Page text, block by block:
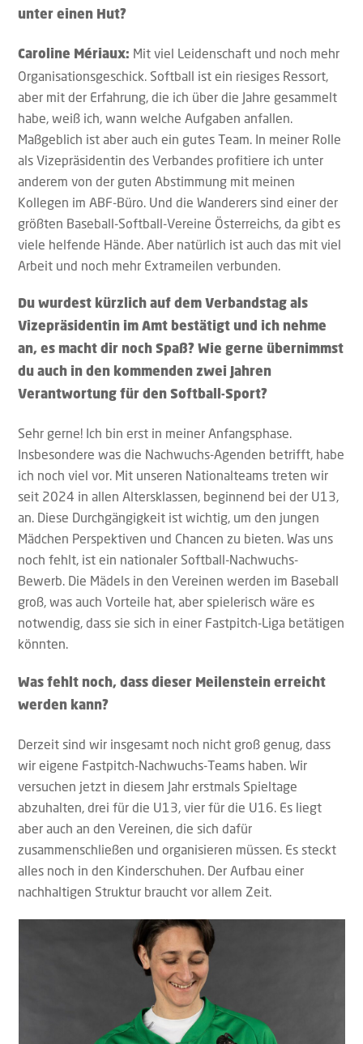
unter einen Hut?
Caroline Mériaux: Mit viel Leidenschaft und noch mehr
Organisationsgeschick. Softball ist ein riesiges Ressort,
aber mit der Erfahrung, die ich über die Jahre gesammelt
habe, weiß ich, wann welche Aufgaben anfallen.
Maßgeblich ist aber auch ein gutes Team. In meiner Rolle
als Vizepräsidentin des Verbandes profitiere ich unter
anderem von der guten Abstimmung mit meinen
Kollegen im ABF-Büro. Und die Wanderers sind einer der
größten Baseball-Softball-Vereine Österreichs, da gibt es
viele helfende Hände. Aber natürlich ist auch das mit viel
Arbeit und noch mehr Extrameilen verbunden.
Du wurdest kürzlich auf dem Verbandstag als
Vizepräsidentin im Amt bestätigt und ich nehme
an, es macht dir noch Spaß? Wie gerne übernimmst
du auch in den kommenden zwei Jahren
Verantwortung für den Softball-Sport?
Sehr gerne! Ich bin erst in meiner Anfangsphase.
Insbesondere was die Nachwuchs-Agenden betrifft, habe
ich noch viel vor. Mit unseren Nationalteams treten wir
seit 2024 in allen Altersklassen, beginnend bei der U13,
an. Diese Durchgängigkeit ist wichtig, um den jungen
Mädchen Perspektiven und Chancen zu bieten. Was uns
noch fehlt, ist ein nationaler Softball-Nachwuchs-
Bewerb. Die Mädels in den Vereinen werden im Baseball
groß, was auch Vorteile hat, aber spielerisch wäre es
notwendig, dass sie sich in einer Fastpitch-Liga betätigen
könnten.
Was fehlt noch, dass dieser Meilenstein erreicht
werden kann?
Derzeit sind wir insgesamt noch nicht groß genug, dass
wir eigene Fastpitch-Nachwuchs-Teams haben. Wir
versuchen jetzt in diesem Jahr erstmals Spieltage
abzuhalten, drei für die U13, vier für die U16. Es liegt
aber auch an den Vereinen, die sich dafür
zusammenschließen und organisieren müssen. Es steckt
alles noch in den Kinderschuhen. Der Aufbau einer
nachhaltigen Struktur braucht vor allem Zeit.